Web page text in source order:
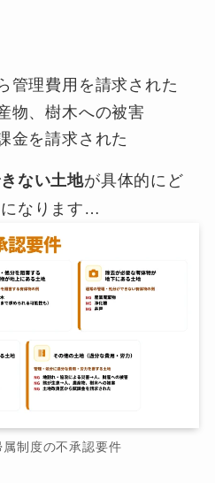
管理費用を請求された
物、樹木への被害
金を請求された
ない土地が具体的にど
になります…
制度の不承認要件